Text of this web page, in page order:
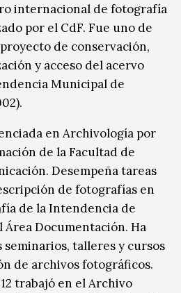
internacional de fotografía
por el CdF. Fue uno de
de conservación,
y acceso del acervo
Municipal de
en Archivología por
de la Facultad de
Desempeña tareas
de fotografías en
de la Intendencia de
Documentación. Ha
talleres y cursos
de archivos fotográficos.
trabajó en el Archivo